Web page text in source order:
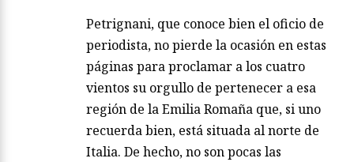
Petrignani, que conoce bien el oficio de
periodista, no pierde la ocasión en estas
páginas para proclamar a los cuatro
vientos su orgullo de pertenecer a esa
región de la Emilia Romaña que, si uno
recuerda bien, está situada al norte de
Italia. De hecho, no son pocas las